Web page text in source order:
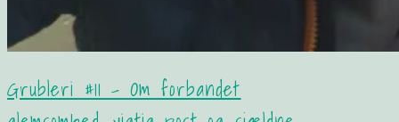
Grubleri #11 – Om forbandet